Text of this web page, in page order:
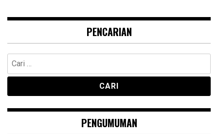
PENCARIAN
Cari
untuk:
PENGUMUMAN